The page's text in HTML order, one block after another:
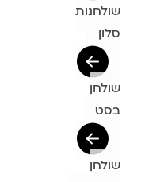
שולחנות
סלון
שולחן
בסט
שולחן